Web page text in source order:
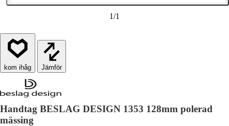
1/1
Jämför
Handtag BESLAG DESIGN 1353 128mm polerad
mässing